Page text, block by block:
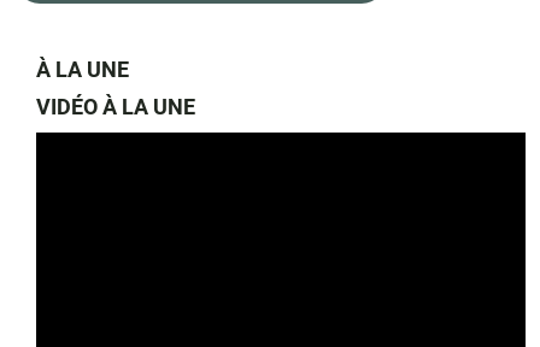
À LA UNE
VIDÉO À LA UNE